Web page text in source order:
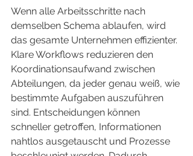
Wenn alle Arbeitsschritte nach
demselben Schema ablaufen, wird
das gesamte Unternehmen effizienter.
Klare Workflows reduzieren den
Koordinationsaufwand zwischen
Abteilungen, da jeder genau weiß, wie
bestimmte Aufgaben auszuführen
sind. Entscheidungen können
schneller getroffen, Informationen
nahtlos ausgetauscht und Prozesse